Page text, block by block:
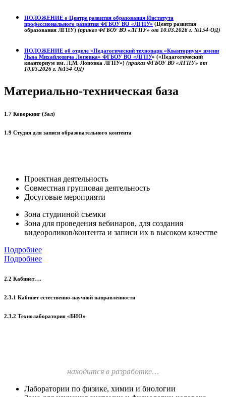
ПОЛОЖЕНИЕ о Центре развития образования Института
профессионального развития ФГБОУ ВО «ЛГПУ» (Центр развития
образования ЛГПУ) (приказ ФГБОУ ВО «ЛГПУ» от 10.03.2026 г. №154-ОД)
ПОЛОЖЕНИЕ об отделе «Педагогический технопарк «Кванториум» имени
Льва Михайловича Лоповка» ФГБОУ ВО «ЛГПУ» («Педагогический
кванториум им. Л.М. Лоповка ЛГПУ») (приказ ФГБОУ ВО «ЛГПУ» от
10.03.2026 г. №154-ОД)
Материально-техническая база
1.7 Коворкинг (Зал)
1.9 Студия для записи образовательного контента
Проектная деятельность
Совместная групповая деятельность
Досуговые мероприяти
Зона студииной съемки
Зона для проведения вебинаров, для создания
видеороликов/контента и записи их в высоком качестве
Подробнее
Подробнее
2.2 Кабинет….
2.3.1 Кабинет естественно-научной направленности
2.3.2 Технолаборатория «БИО»
находится в разработке…
Лаборатории по физике, химии и биологии